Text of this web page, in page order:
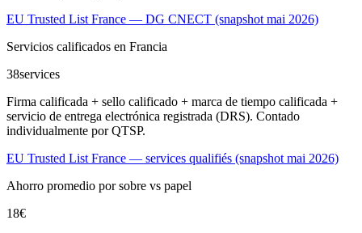
EU Trusted List France — DG CNECT (snapshot mai 2026)
Servicios calificados en Francia
38services
Firma calificada + sello calificado + marca de tiempo calificada +
servicio de entrega electrónica registrada (DRS). Contado
individualmente por QTSP.
EU Trusted List France — services qualifiés (snapshot mai 2026)
Ahorro promedio por sobre vs papel
18€